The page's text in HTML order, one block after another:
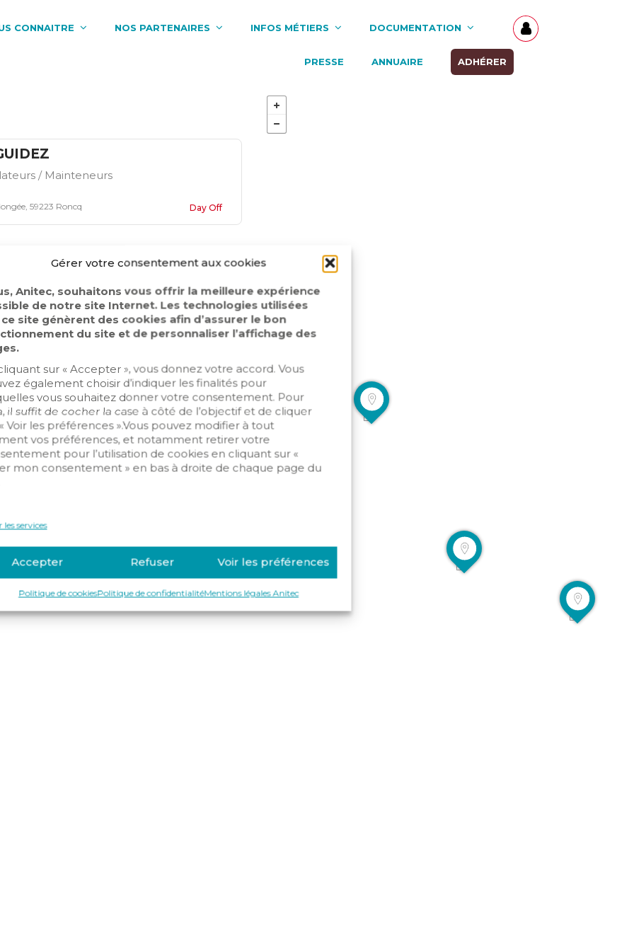
Gérer votre consentement aux cookies
Anitec, souhaitons vous offrir la meilleure expérience
de notre site Internet. Les technologies utilisées
site génèrent des cookies afin d’assurer le bon
du site et de personnaliser l’affichage des
sur « Accepter », vous donnez votre accord. Vous
également choisir d’indiquer les finalités pour
vous souhaitez donner votre consentement. Pour
il suffit de cocher la case à côté de l’objectif et de cliquer
Voir les préférences ».Vous pouvez modifier à tout
vos préférences, et notamment retirer votre
pour l’utilisation de cookies en cliquant sur «
mon consentement » en bas à droite de chaque page du
les services
Accepter Refuser Voir les préférences
Politique de cookiesPolitique de confidentialitéMentions légales Anitec
CONNAITRE NOS PARTENAIRES INFOS MÉTIERS DOCUMENTATION
PRESSE ANNUAIRE ADHÉRER
/ Mainteneurs
59223 Roncq Day Off
/ Mainteneurs
Hautmont Day Off
/ Mainteneurs
59536 Wavrin Day Off
/ Mainteneurs
Raismes Day Off